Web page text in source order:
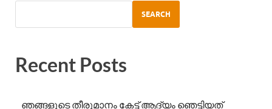
SEARCH
Recent Posts
ഞങ്ങളുടെ തീരുമാനം കേട്ട് ആദ്യം ഞെട്ടിയത്